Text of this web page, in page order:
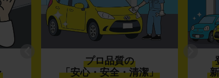
プロ品質の
「安心・安全・清潔」